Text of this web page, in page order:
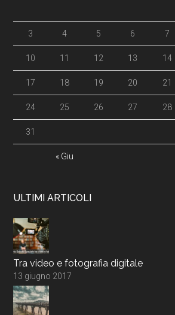
« Giu
3 4 5 6 7
10 11 12 13 14
17 18 19 20 21
24 25 26 27 28
31
ULTIMI ARTICOLI
Tra video e fotografia digitale
13 giugno 2017